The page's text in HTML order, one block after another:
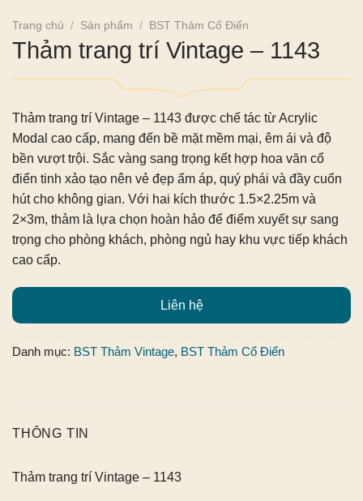
Trang chủ / Sản phẩm / BST Thảm Cổ Điển
Thảm trang trí Vintage – 1143
Thảm trang trí Vintage – 1143 được chế tác từ Acrylic
Modal cao cấp, mang đến bề mặt mềm mại, êm ái và độ
bền vượt trội. Sắc vàng sang trọng kết hợp hoa văn cổ
điển tinh xảo tạo nên vẻ đẹp ấm áp, quý phái và đầy cuốn
hút cho không gian. Với hai kích thước 1.5×2.25m và
2×3m, thảm là lựa chọn hoàn hảo để điểm xuyết sự sang
trọng cho phòng khách, phòng ngủ hay khu vực tiếp khách
cao cấp.
Liên hệ
Danh mục: BST Thảm Vintage, BST Thảm Cổ Điển
THÔNG TIN
Thảm trang trí Vintage – 1143